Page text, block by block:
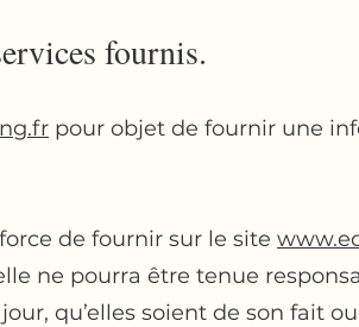
fournis.
pour objet de fournir une
de fournir sur le site
ne pourra être tenue
qu’elles soient de son fait